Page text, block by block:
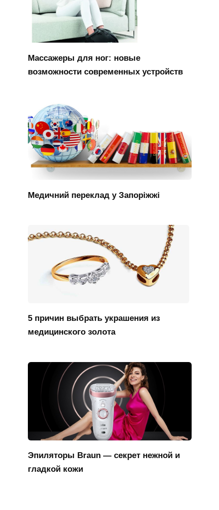
Массажеры для ног: новые
возможности современных устройств
Медичний переклад у Запоріжжі
5 причин выбрать украшения из
медицинского золота
Эпиляторы Braun — секрет нежной и
гладкой кожи